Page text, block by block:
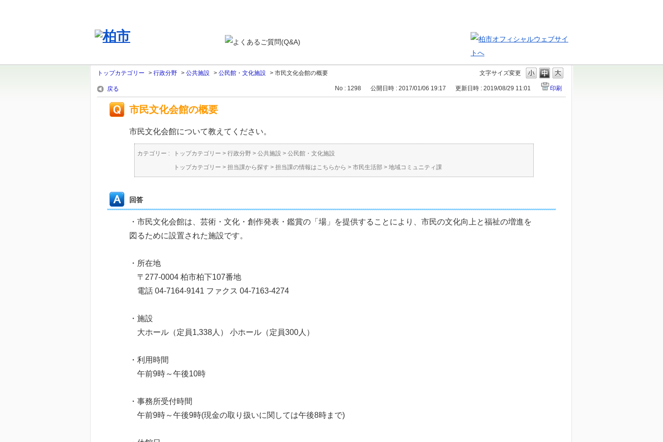
文字サイズ変更
トップカテゴリー > 行政分野 > 公共施設 > 公民館・文化施設 > 市民文化会館の概要
戻る No : 1298 公開日時 : 2017/01/06 19:17 更新日時 : 2019/08/29 11:01 印刷
市民文化会館の概要
市民文化会館について教えてください。
カテゴリー : トップカテゴリー > 行政分野 > 公共施設 > 公民館・文化施設
トップカテゴリー > 担当課から探す > 担当課の情報はこちらから > 市民生活部 > 地域コミュニティ課
回答
・市民文化会館は、芸術・文化・創作発表・鑑賞の「場」を提供することにより、市民の文化向上と福祉の増進を
図るために設置された施設です。
・所在地
〒277-0004 柏市柏下107番地
電話 04-7164-9141 ファクス 04-7163-4274
・施設
大ホール（定員1,338人） 小ホール（定員300人）
・利用時間
午前9時～午後10時
・事務所受付時間
午前9時～午後9時(現金の取り扱いに関しては午後8時まで)